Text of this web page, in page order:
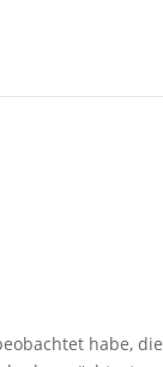
habe, die